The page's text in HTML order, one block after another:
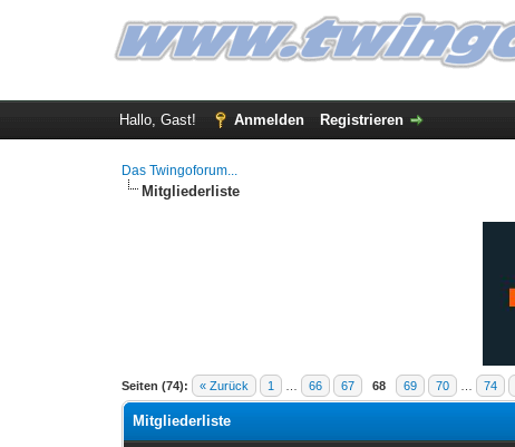
Hallo, Gast! Anmelden Registrieren
Das Twingoforum...
Mitgliederliste
Seiten (74): « Zurück 1 66 67 68 69 70 74
Mitgliederliste